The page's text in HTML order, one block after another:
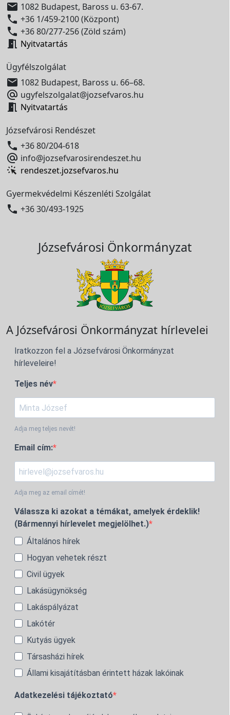
 1082 Budapest, Baross u. 63-67.
 +36 1/459-2100 (Központ)
 +36 80/277-256 (Zöld szám)
 Nyitvatartás
Ügyfélszolgálat
 1082 Budapest, Baross u. 66–68.
 ugyfelszolgalat@jozsefvaros.hu
 Nyitvatartás
Józsefvárosi Rendészet
 +36 80/204-618
 info@jozsefvarosirendeszet.hu
rendeszet.jozsefvaros.hu
Gyermekvédelmi Készenléti Szolgálat
 +36 30/493-1925
Józsefvárosi Önkormányzat
A Józsefvárosi Önkormányzat hírlevelei
Iratkozzon fel a Józsefvárosi Önkormányzat
hírleveleire!
Teljes név
Adja meg teljes nevét!
Email cím:
Adja meg az email címét!
Válassza ki azokat a témákat, amelyek érdeklik!
(Bármennyi hírlevelet megjelölhet.)
Általános hírek
Hogyan vehetek részt
Civil ügyek
Lakásügynökség
Lakáspályázat
Lakótér
Kutyás ügyek
Társasházi hírek
Állami kisajátításban érintett házak lakóinak
Adatkezelési tájékoztató